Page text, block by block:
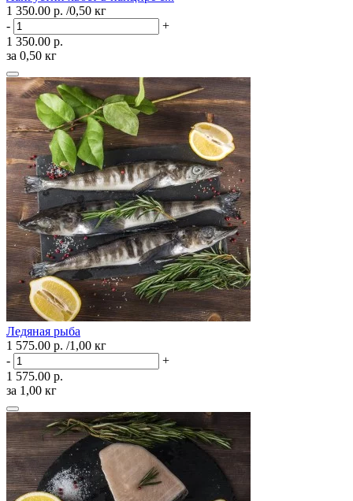
1 350.00 р. /0,50 кг
-
+
1 350.00 р.
за 0,50 кг
Ледяная рыба
1 575.00 р. /1,00 кг
-
+
1 575.00 р.
за 1,00 кг